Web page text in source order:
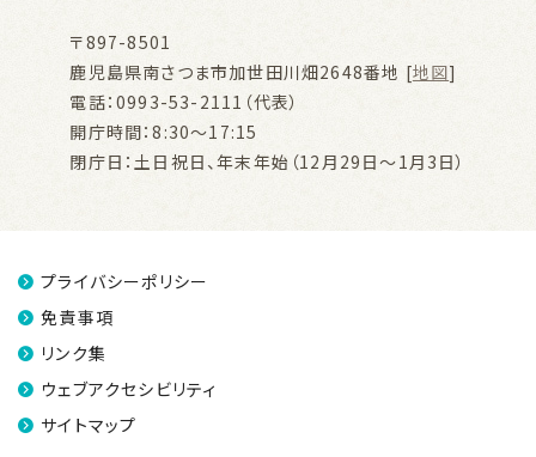
〒897-8501
鹿児島県南さつま市加世田川畑2648番地 [地図]
電話：0993-53-2111（代表）
開庁時間：8:30～17:15
閉庁日：土日祝日、年末年始（12月29日～1月3日）
プライバシーポリシー
免責事項
リンク集
ウェブアクセシビリティ
サイトマップ